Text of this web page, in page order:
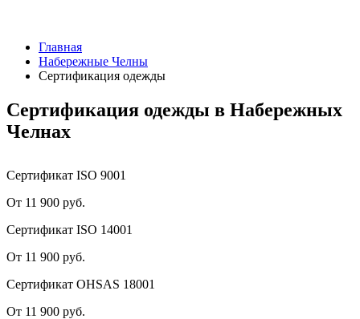
Главная
Набережные Челны
Сертификация одежды
Сертификация одежды в Набережных
Челнах
Сертификат ISO 9001
От 11 900 руб.
Сертификат ISO 14001
От 11 900 руб.
Сертификат OHSAS 18001
От 11 900 руб.